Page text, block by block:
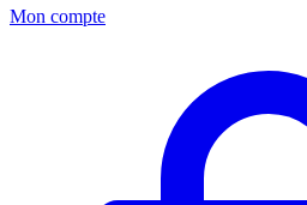
Mon compte